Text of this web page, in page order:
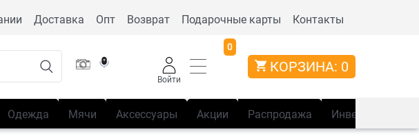
Доставка Опт Возврат Подарочные карты Контакты
Войти
0
КОРЗИНА: 0
Одежда Мячи Аксессуары Акции Распродажа Инвентарь